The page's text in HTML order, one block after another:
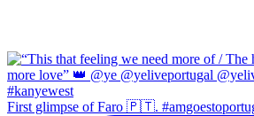
First glimpse of Faro 🇵🇹.